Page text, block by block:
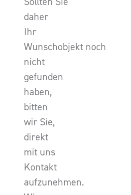
daher
Ihr
Wunschobjekt noch
nicht
gefunden
haben,
bitten
wir Sie,
direkt
mit uns
Kontakt
aufzunehmen.